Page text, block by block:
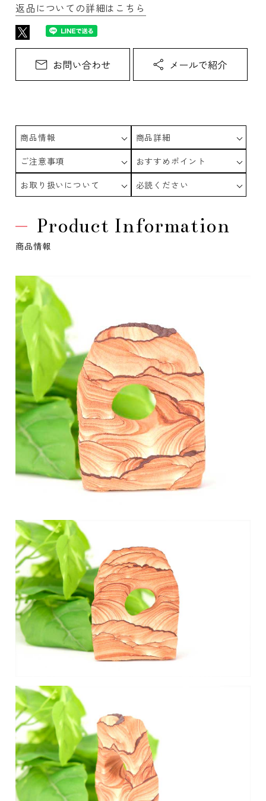
返品についての詳細はこちら
商品情報
商品詳細
ご注意事項
おすすめポイント
お取り扱いについて
必読ください
Product Information
商品情報